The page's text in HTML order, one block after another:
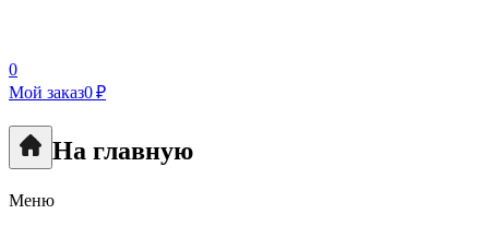
0
Мой заказ0 ₽
На главную
Меню